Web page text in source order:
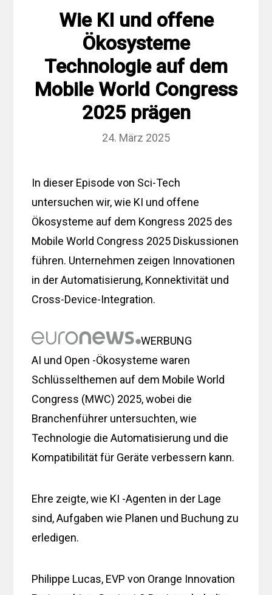
Wie KI und offene
Ökosysteme
Technologie auf dem
Mobile World Congress
2025 prägen
24. März 2025
In dieser Episode von Sci-Tech
untersuchen wir, wie KI und offene
Ökosysteme auf dem Kongress 2025 des
Mobile World Congress 2025 Diskussionen
führen. Unternehmen zeigen Innovationen
in der Automatisierung, Konnektivität und
Cross-Device-Integration.
WERBUNG
AI und Open -Ökosysteme waren
Schlüsselthemen auf dem Mobile World
Congress (MWC) 2025, wobei die
Branchenführer untersuchten, wie
Technologie die Automatisierung und die
Kompatibilität für Geräte verbessern kann.
Ehre zeigte, wie KI -Agenten in der Lage
sind, Aufgaben wie Planen und Buchung zu
erledigen.
Philippe Lucas, EVP von Orange Innovation